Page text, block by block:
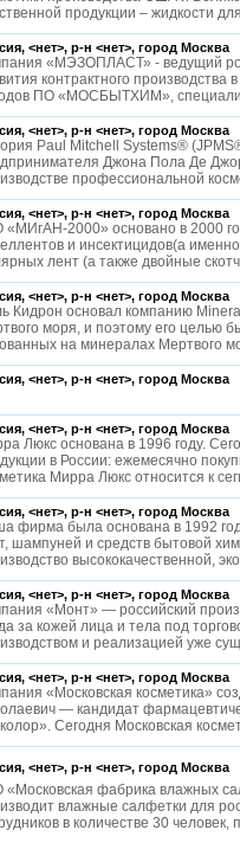
продукции – жидкости
<нет>, р-н <нет>, город Москва
«МЭЗОПЛАСТ» - ведущий
контрактного производства
ПО «МОСБЫТХИМ»,
<нет>, р-н <нет>, город Москва
Paul Mitchell Systems®
Джона Пола Де
профессиональной
<нет>, р-н <нет>, город Москва
«МИгАН-2000» основано в 2000
и инсектицидов(а
лент (а также двойные
<нет>, р-н <нет>, город Москва
Кидрон основал компанию
моря, и поэтому его целью
на минералах Мертвого
<нет>, р-н <нет>, город Москва
<нет>, р-н <нет>, город Москва
Люкс основана в 1996 году.
в России: ежемесячно
Мирра Люкс относится к
<нет>, р-н <нет>, город Москва
фирма была основана в 1992
шампуней и средств бытовой
высококачественной,
<нет>, р-н <нет>, город Москва
«Монт» — российский
за кожей лица и тела под
и реализацией уже
<нет>, р-н <нет>, город Москва
«Московская косметика»
— кандидат
Сегодня Московская
<нет>, р-н <нет>, город Москва
«Московская фабрика влажных
влажные салфетки для
в количестве 30